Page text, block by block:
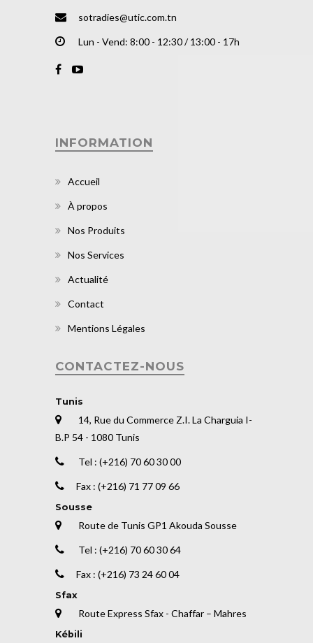
sotradies@utic.com.tn
Lun - Vend: 8:00 - 12:30 / 13:00 - 17h
INFORMATION
Accueil
À propos
Nos Produits
Nos Services
Actualité
Contact
Mentions Légales
CONTACTEZ-NOUS
Tunis
14, Rue du Commerce Z.I. La Charguia I-
B.P 54 - 1080 Tunis
Tel : (+216) 70 60 30 00
Fax : (+216) 71 77 09 66
Sousse
Route de Tunis GP1 Akouda Sousse
Tel : (+216) 70 60 30 64
Fax : (+216) 73 24 60 04
Sfax
Route Express Sfax - Chaffar – Mahres
Kébili